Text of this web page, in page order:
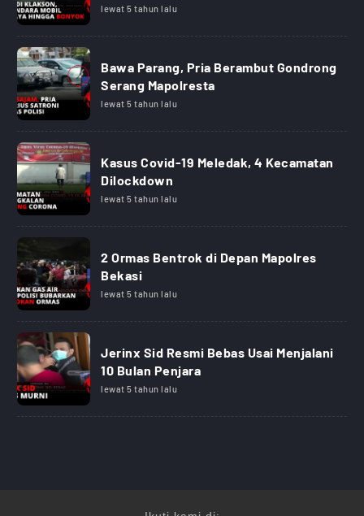
lewat 5 tahun lalu
Bawa Parang, Pria Berambut Gondrong
Serang Mapolresta
lewat 5 tahun lalu
Kasus Covid-19 Meledak, 4 Kecamatan
Dilockdown
lewat 5 tahun lalu
2 Ormas Bentrok di Depan Mapolres
Bekasi
lewat 5 tahun lalu
Jerinx Sid Resmi Bebas Usai Menjalani
10 Bulan Penjara
lewat 5 tahun lalu